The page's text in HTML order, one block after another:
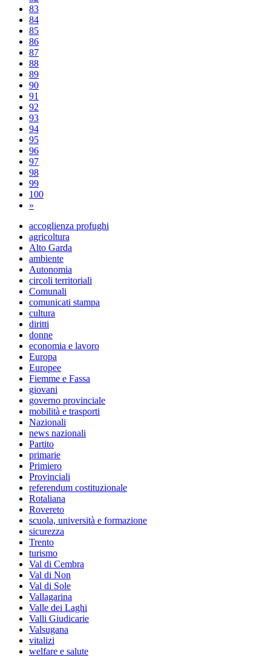
83
84
85
86
87
88
89
90
91
92
93
94
95
96
97
98
99
100
»
accoglienza profughi
agricoltura
Alto Garda
ambiente
Autonomia
circoli territoriali
Comunali
comunicati stampa
cultura
diritti
donne
economia e lavoro
Europa
Europee
Fiemme e Fassa
giovani
governo provinciale
mobilità e trasporti
Nazionali
news nazionali
Partito
primarie
Primiero
Provinciali
referendum costituzionale
Rotaliana
Rovereto
scuola, università e formazione
sicurezza
Trento
turismo
Val di Cembra
Val di Non
Val di Sole
Vallagarina
Valle dei Laghi
Valli Giudicarie
Valsugana
vitalizi
welfare e salute